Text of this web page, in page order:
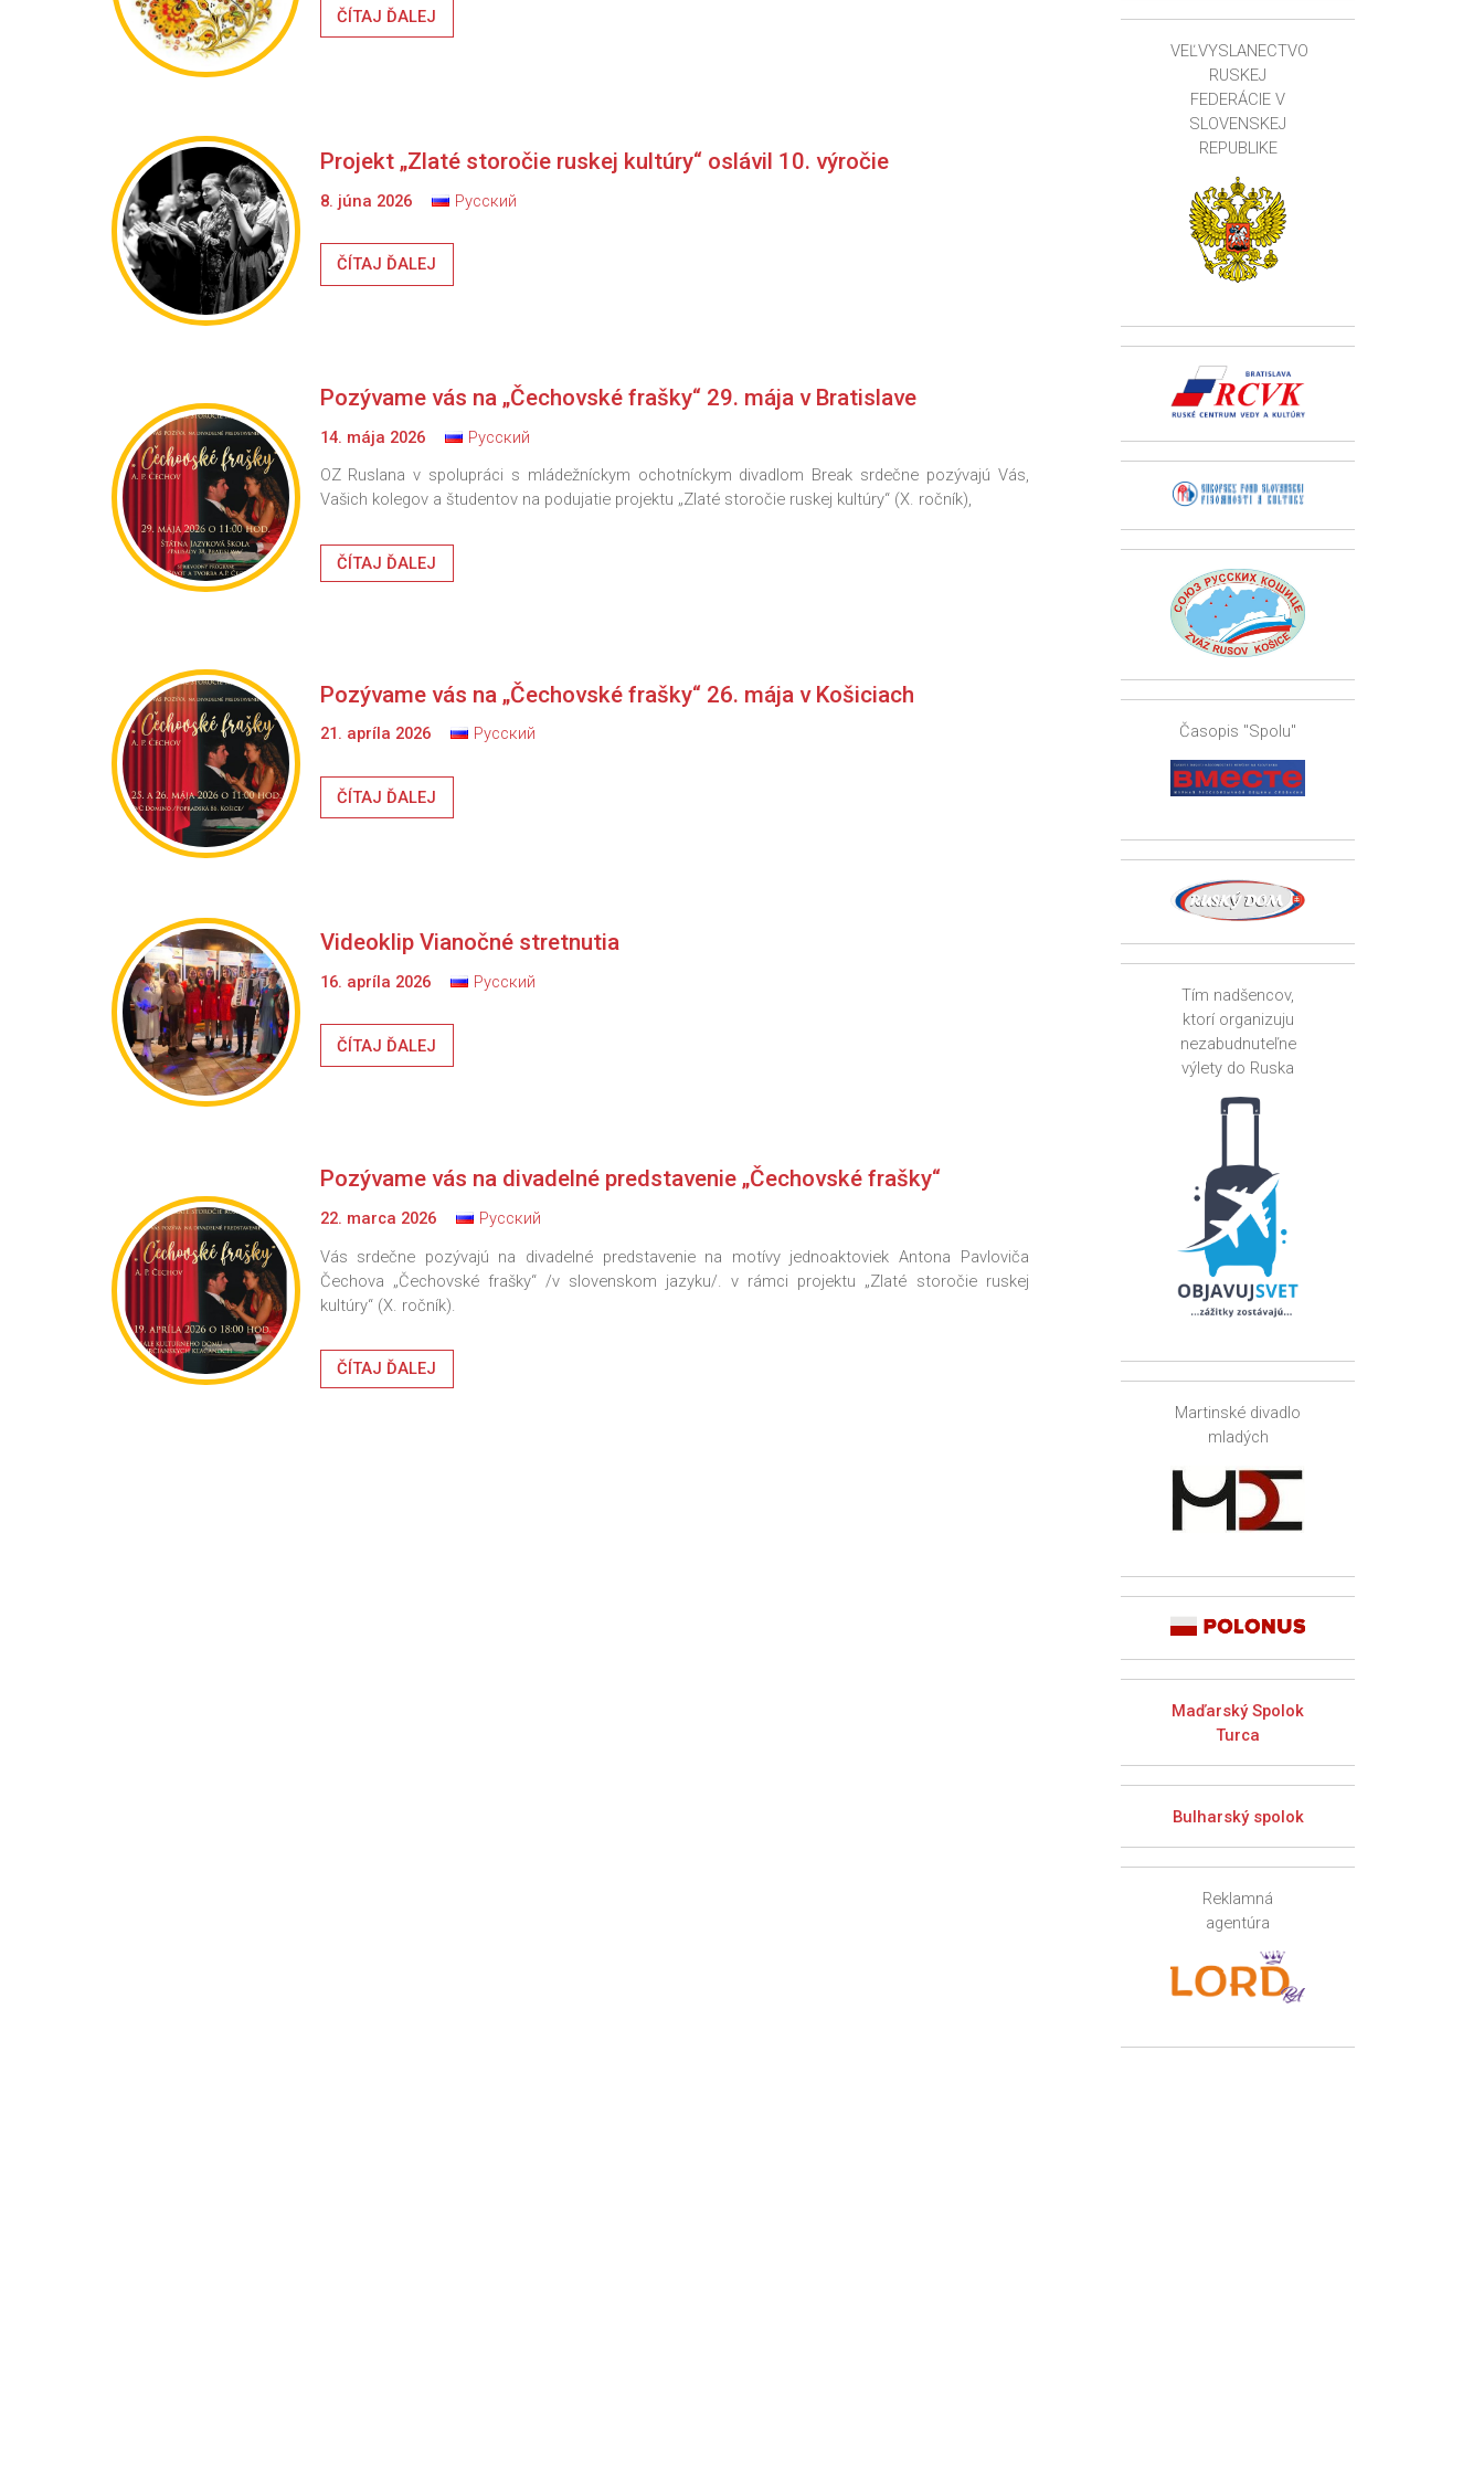
ČÍTAJ ĎALEJ
Projekt „Zlaté storočie ruskej kultúry“ oslávil 10. výročie
8. júna 2026 Русский
ČÍTAJ ĎALEJ
Pozývame vás na „Čechovské frašky“ 29. mája v Bratislave
14. mája 2026
Русский
OZ Ruslana v spolupráci s mládežníckym ochotníckym divadlom Break srdečne pozývajú Vás,
Vašich kolegov a študentov na podujatie projektu „Zlaté storočie ruskej kultúry“ (X. ročník),
ČÍTAJ ĎALEJ
Pozývame vás na „Čechovské frašky“ 26. mája v Košiciach
21. apríla 2026 Русский
ČÍTAJ ĎALEJ
Videoklip Vianočné stretnutia
16. apríla 2026 Русский
ČÍTAJ ĎALEJ
Pozývame vás na divadelné predstavenie „Čechovské frašky“
22. marca 2026
Русский
Vás srdečne pozývajú na divadelné predstavenie na motívy jednoaktoviek Antona Pavloviča
Čechova „Čechovské frašky“ /v slovenskom jazyku/. v rámci projektu „Zlaté storočie ruskej
kultúry“ (X. ročník).
ČÍTAJ ĎALEJ
VEĽVYSLANECTVO
RUSKEJ
FEDERÁCIE V
SLOVENSKEJ
REPUBLIKE
Časopis "Spolu"
Tím nadšencov,
ktorí organizuju
nezabudnuteľne
výlety do Ruska
Martinské divadlo
mladých
Maďarský Spolok
Turca
Bulharský spolok
Reklamná
agentúra